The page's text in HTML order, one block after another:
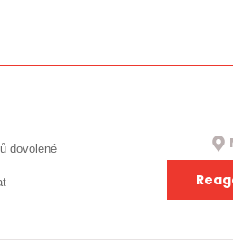
dovolené